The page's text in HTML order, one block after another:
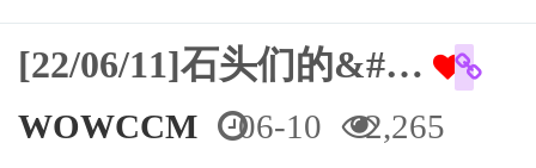
[22/06/11]石头们的&#…
WOWCCM 06-10 2,265